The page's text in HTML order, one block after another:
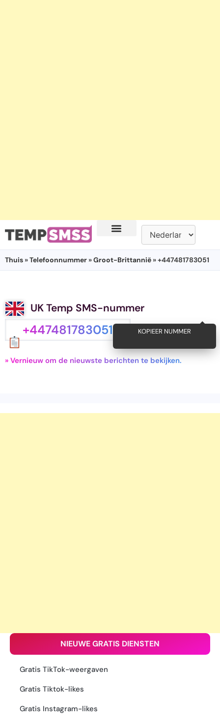
Thuis »Telefoonnummer »Groot-Brittannië » +447481783051
UK Temp SMS-nummer
+447481783051 KOPIEER NUMMER
» Vernieuw om de nieuwste berichten te bekijken.
NIEUWE GRATIS DIENSTEN
Gratis TikTok-weergaven
Gratis Tiktok-likes
Gratis Instagram-likes